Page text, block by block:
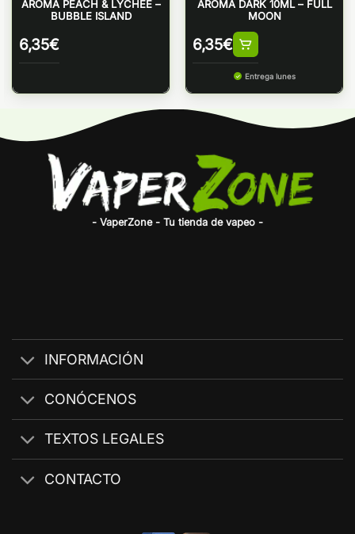
AROMA PEACH & LYCHEE –
BUBBLE ISLAND
6,35€
AROMA DARK 10ML – FULL
MOON
6,35€
Entrega lunes
- VaperZone - Tu tienda de vapeo -
INFORMACIÓN
CONÓCENOS
TEXTOS LEGALES
CONTACTO